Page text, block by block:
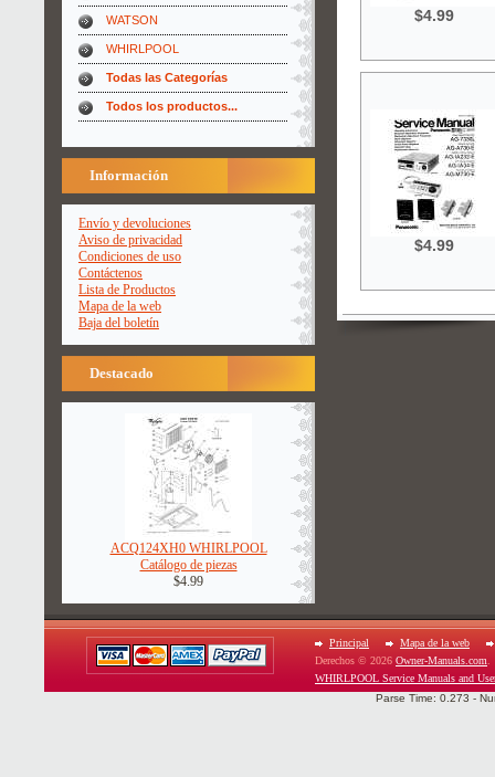
WATSON
WHIRLPOOL
Todas las Categorías
Todos los productos...
Información
Envío y devoluciones
Aviso de privacidad
Condiciones de uso
Contáctenos
Lista de Productos
Mapa de la web
Baja del boletín
Destacado
ACQ124XH0 WHIRLPOOL
Catálogo de piezas
$4.99
$4.99
$4.99
Principal
Mapa de la web
Derechos © 2026 Owner-Manuals.com
WHIRLPOOL Service Manuals and
Parse Time: 0.273 -